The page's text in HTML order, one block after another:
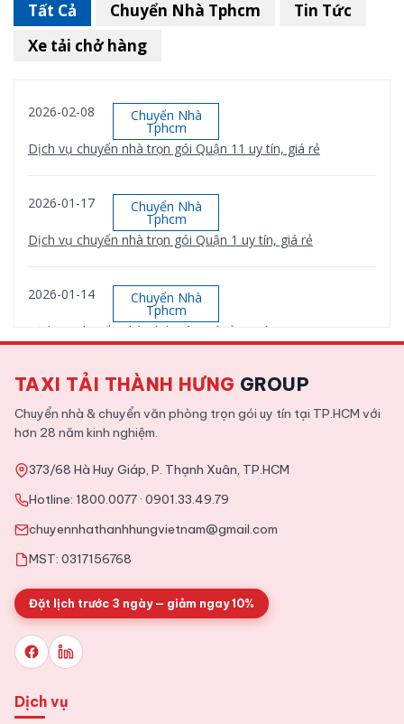
Tất Cả
2026-02-08 Chuyển Nhà
Tphcm
Dịch vụ chuyển nhà trọn gói Quận 11 uy tín, giá rẻ
2026-01-17 Chuyển Nhà
Tphcm
Dịch vụ chuyển nhà trọn gói Quận 1 uy tín, giá rẻ
2026-01-14 Chuyển Nhà
Tphcm
Dịch vụ chuyển nhà Bình Tân giá rẻ, uy tín
2026-01-12 Chuyển Nhà
Dịch vụ chuyển nhà trọn gói Quận 9 uy tín, giá rẻ
2025-11-09
Tin Tức
Tổng hợp kinh nghiệm chuyển văn phòng chi tiết từ A tới Z
Chuyển Nhà Tphcm
Tin Tức
Xe tải chở hàng
TAXI TẢI THÀNH HƯNG GROUP
Chuyển nhà & chuyển văn phòng trọn gói uy tín tại TP.HCM với
hơn 28 năm kinh nghiệm.
373/68 Hà Huy Giáp, P. Thạnh Xuân, TP.HCM
Hotline: 1800.0077 · 0901.33.49.79
chuyennhathanhhungvietnam@gmail.com
MST: 0317156768
Đặt lịch trước 3 ngày — giảm ngay 10%
Dịch vụ